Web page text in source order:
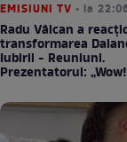
EMISIUNI TV • la
Radu Vâlcan a
transformarea
Iubirii - Reuniuni.
Prezentatorul: